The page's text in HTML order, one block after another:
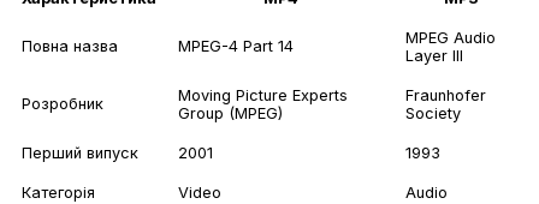
Повна назва MPEG-4 Part 14
MPEG Audio
Layer III
Розробник
Moving Picture Experts
Group (MPEG)
Fraunhofer
Society
Перший випуск 2001 1993
Категорія Video Audio